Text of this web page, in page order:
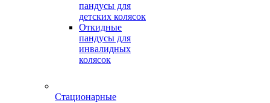
пандусы для
детских колясок
Откидные
пандусы для
инвалидных
колясок
Стационарные